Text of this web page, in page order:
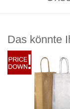
Das könnte